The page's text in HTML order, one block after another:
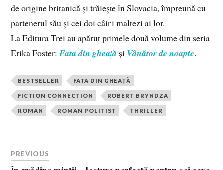
de origine britanică și trăiește în Slovacia, împreună cu
partenerul său și cei doi câini maltezi ai lor.
La Editura Trei au apărut primele două volume din seria
Erika Foster:Fata din gheață și Vânător de noapte.
BESTSELLER FATA DIN GHEAȚĂ
FICTION CONNECTION ROBERT BRYNDZA
ROMAN ROMAN POLITIST THRILLER
PREVIOUS